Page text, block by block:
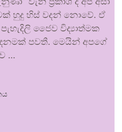
හුදු හිස් වදන් නොවේ. ඒ
ජෛව විද්‍යාත්මක
පවතී. මෙයින් අපගේ
…